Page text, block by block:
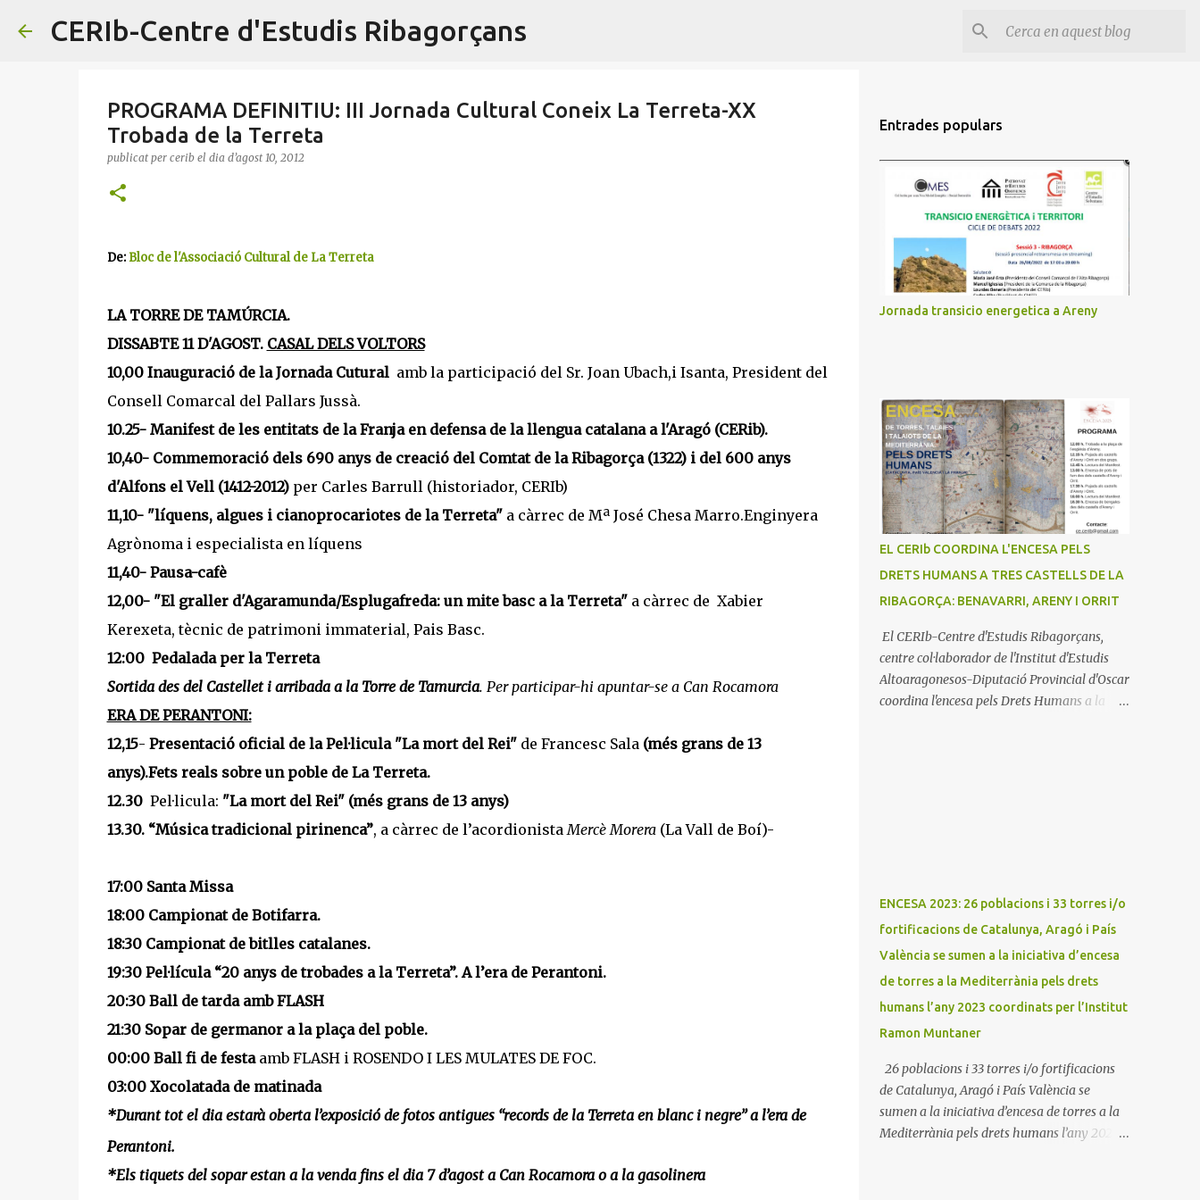
Salta al contingut principal
CERIb-Centre d'Estudis Ribagorçans
PROGRAMA DEFINITIU: III Jornada Cultural Coneix La Terreta-XX
Trobada de la Terreta
publicat per cerib el dia d’agost 10, 2012
De: Bloc de l'Associació Cultural de La Terreta
LA TORRE DE TAMÚRCIA.
DISSABTE 11 D'AGOST. CASAL DELS VOLTORS
10,00 Inauguració de la Jornada Cuturalamb la participació del Sr. Joan Ubach,i Isanta, President del
Consell Comarcal del Pallars Jussà.
10.25- Manifest de les entitats de la Franja en defensa de la llengua catalana a l'Aragó (CERib).
10,40- Commemoració dels 690 anys de creació del Comtat de la Ribagorça (1322) i del 600 anys
d'Alfons el Vell (1412-2012)per Carles Barrull (historiador, CERIb)
11,10- "líquens, algues i cianoprocariotes de la Terreta" a càrrec de Mª José Chesa Marro.Enginyera
Agrònoma i especialista en líquens
11,40- Pausa-cafè
12,00- "El graller d'Agaramunda/Esplugafreda: un mite basc a la Terreta"a càrrec de Xabier
Kerexeta, tècnic de patrimoni immaterial, Pais Basc.
12:00 Pedalada per la Terreta
Sortida des del Castellet i arribada a la Torre de Tamurcia. Per participar-hi apuntar-se a Can Rocamora
ERA DE PERANTONI:
12,15- Presentació oficial de la Pel·licula "La mort del Rei"de Francesc Sala (més grans de 13
anys).Fets reals sobre un poble de La Terreta.
12.30 Pel·licula: "La mort del Rei" (més grans de 13 anys)
13.30. “Música tradicional pirinenca”, a càrrec de l’acordionistaMercè Morera(La Vall de Boí)-
17:00 Santa Missa
18:00 Campionat de Botifarra.
18:30 Campionat de bitlles catalanes.
19:30 Pel·lícula “20 anys de trobades a la Terreta”. A l’era de Perantoni.
20:30 Ball de tarda amb FLASH
21:30 Sopar de germanor a la plaça del poble.
00:00 Ball fi de festa amb FLASH i ROSENDO I LES MULATES DE FOC.
03:00 Xocolatada de matinada
*Durant tot el dia estarà oberta l’exposició de fotos antigues “records de la Terreta en blanc i negre” a l’era de
Perantoni.
*Els tiquets del sopar estan a la venda fins el dia 7 d’agost a Can Rocamora o a la gasolinera
Entrades populars
Jornada transicio energetica a Areny
EL CERIb COORDINA L'ENCESA PELS
DRETS HUMANS A TRES CASTELLS DE LA
RIBAGORÇA: BENAVARRI, ARENY I ORRIT
El CERIb-Centre d'Estudis Ribagorçans,
centre col·laborador de l'Institut d'Estudis
Altoaragonesos-Diputació Provincial d'Oscar
coordina l'encesa pels Drets Humans a la
Areny, Benavarri i Tremp L'acció del proper
dissabte començarà a Benavarri a Areny a
les 12 i l'encesa de les tres torres: Benavarri,
Areny i Orrit serà cap a les 13 hores. Per
tarde, Benavarri acollirà un concert del Grup
PerCorda a les 17:30 i els actes d'Areny i Orrit
ENCESA 2023: 26 poblacions i 33 torres i/o
fortificacions de Catalunya, Aragó i País
València se sumen a la iniciativa d’encesa
de torres a la Mediterrània pels drets
humans l’any 2023 coordinats per l’Institut
Ramon Muntaner
26 poblacions i 33 torres i/o fortificacions
de Catalunya, Aragó i País València se
sumen a la iniciativa d’encesa de torres a la
Mediterrània pels drets humans l’any 2023